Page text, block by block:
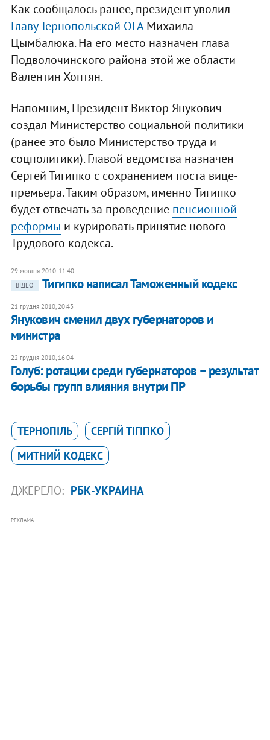
Как сообщалось ранее, президент уволил
Главу Тернопольской ОГАМихаила
Цымбалюка. На его место назначен глава
Подволочинского района этой же области
Валентин Хоптян.
Напомним, Президент Виктор Янукович
создал Министерство социальной политики
(ранее это было Министерство труда и
соцполитики). Главой ведомства назначен
Сергей Тигипко с сохранением поста вице-
премьера. Таким образом, именно Тигипко
будет отвечать за проведение пенсионной
реформы и курировать принятие нового
Трудового кодекса.
29 жовтня 2010, 11:40
ВІДЕО
​Тигипко написал Таможенный кодекс
21 грудня 2010, 20:43
Янукович сменил двух губернаторов и
министра
22 грудня 2010, 16:04
Голуб: ротации среди губернаторов – результат
борьбы групп влияния внутри ПР
ТЕРНОПІЛЬ
СЕРГІЙ ТІГІПКО
МИТНИЙ КОДЕКС
ДЖЕРЕЛО: РБК-УКРАИНА
РЕКЛАМА